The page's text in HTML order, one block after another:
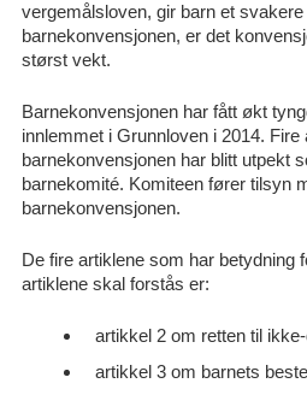
vergemålsloven, gir barn et
barnekonvensjonen, er det
størst vekt.
Barnekonvensjonen har fått økt
innlemmet i Grunnloven i 2014. Fire
barnekonvensjonen har blitt utpekt
barnekomité. Komiteen fører tilsyn
barnekonvensjonen.
De fire artiklene som har betydning
artiklene skal forstås er:
artikkel 2 om retten til
artikkel 3 om barnets beste